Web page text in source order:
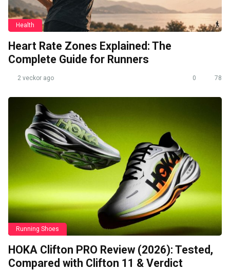
Health
Heart Rate Zones Explained: The
Complete Guide for Runners
2 veckor ago 0 78
Running Shoes
HOKA Clifton PRO Review (2026): Tested,
Compared with Clifton 11 & Verdict